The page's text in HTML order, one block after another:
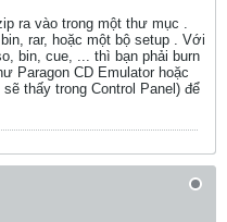
ra vào trong một thư mục .
rar, hoặc một bộ setup . Với
bin, cue, ... thì bạn phải burn
Paragon CD Emulator hoặc
thấy trong Control Panel) để